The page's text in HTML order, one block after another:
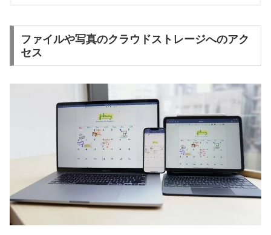
ファイルや写真のクラウドストレージへのアク
セス